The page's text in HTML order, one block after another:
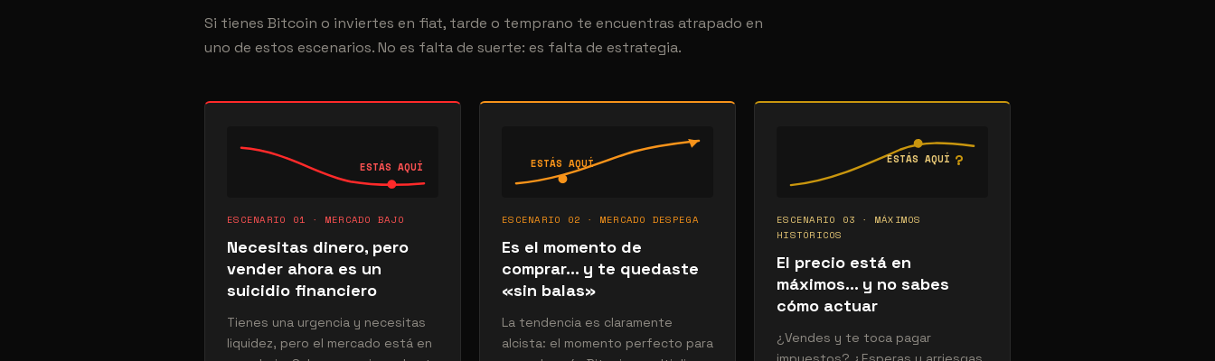
Si tienes Bitcoin o inviertes en fiat, tarde o temprano te encuentras atrapado en
uno de estos escenarios. No es falta de suerte: es falta de estrategia.
ESTÁS AQUÍ
ESCENARIO 01 · MERCADO BAJO
Necesitas dinero, pero
vender ahora es un
suicidio financiero
Tienes una urgencia y necesitas
liquidez, pero el mercado está en
ESTÁS AQUÍ
ESCENARIO 02 · MERCADO DESPEGA
Es el momento de
comprar… y te quedaste
«sin balas»
La tendencia es claramente
alcista: el momento perfecto para
ESTÁS AQUÍ ?
ESCENARIO 03 · MÁXIMOS
HISTÓRICOS
El precio está en
máximos… y no sabes
cómo actuar
¿Vendes y te toca pagar